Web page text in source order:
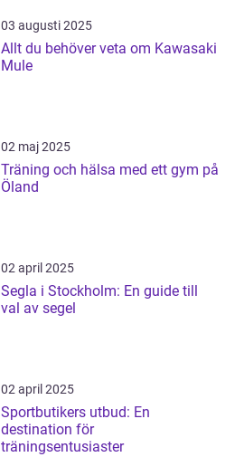
03 augusti 2025
Allt du behöver veta om Kawasaki
Mule
02 maj 2025
Träning och hälsa med ett gym på
Öland
02 april 2025
Segla i Stockholm: En guide till
val av segel
02 april 2025
Sportbutikers utbud: En
destination för
träningsentusiaster